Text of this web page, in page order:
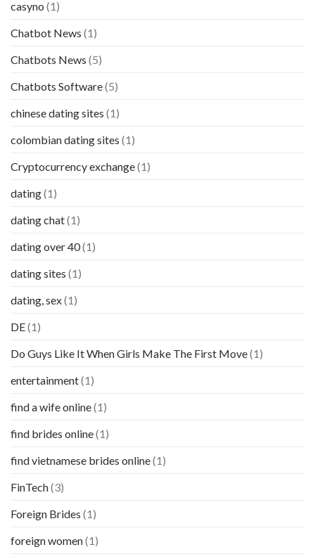
casyno (1)
Chatbot News (1)
Chatbots News (5)
Chatbots Software(5)
chinese dating sites (1)
colombian dating sites (1)
Cryptocurrency exchange(1)
dating(1)
dating chat(1)
dating over 40(1)
dating sites (1)
dating, sex(1)
DE(1)
Do Guys Like It When Girls Make The First Move(1)
entertainment(1)
find a wife online(1)
find brides online(1)
find vietnamese brides online(1)
FinTech(3)
Foreign Brides (1)
foreign women(1)